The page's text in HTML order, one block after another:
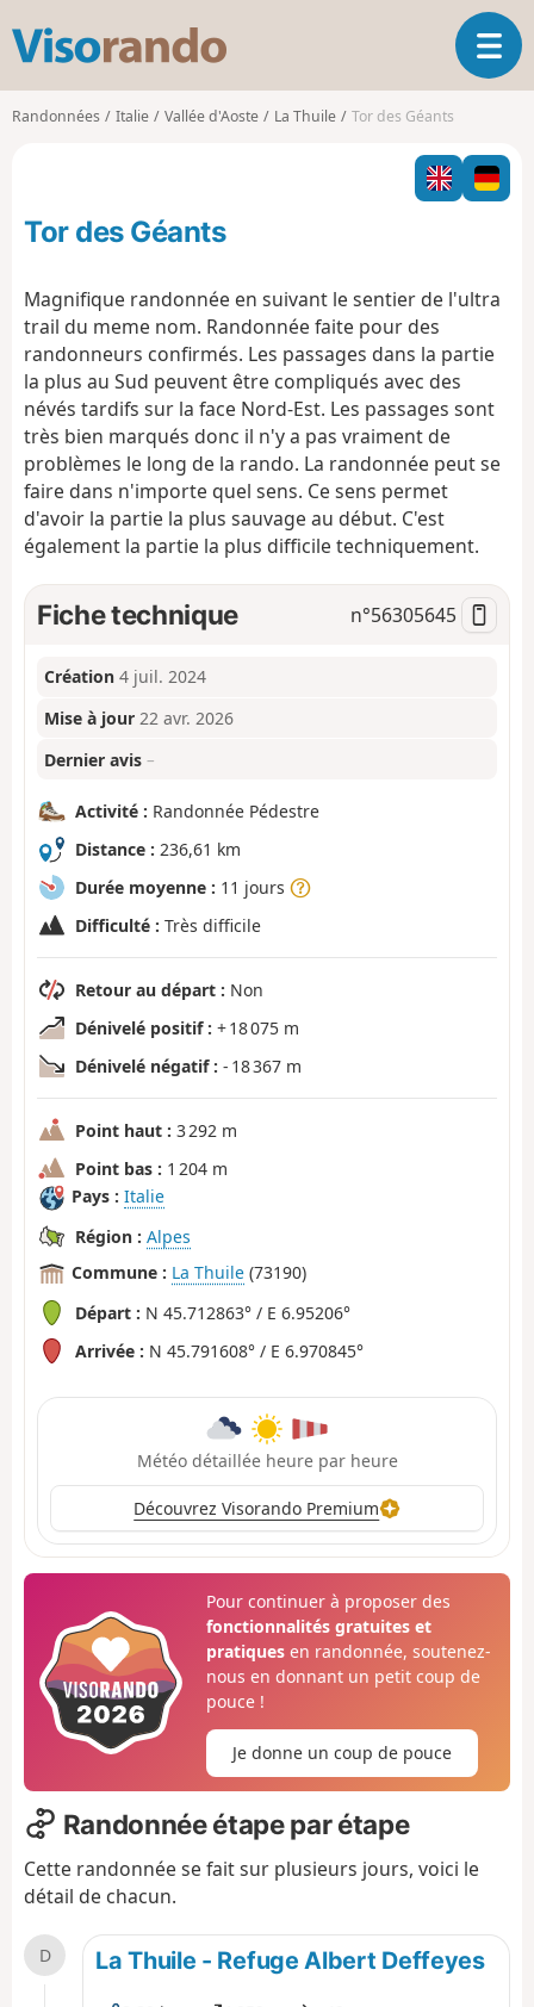
s
o
o
O
u
i
r
l
v
g
t
o
Randonnées Italie Vallée d'Aoste La Thuile Tor des Géants
Tor des Géants
Magnifique randonnée en suivant le sentier de l'ultra
trail du meme nom. Randonnée faite pour des
randonneurs confirmés. Les passages dans la partie
la plus au Sud peuvent être compliqués avec des
névés tardifs sur la face Nord-Est. Les passages sont
très bien marqués donc il n'y a pas vraiment de
problèmes le long de la rando. La randonnée peut se
faire dans n'importe quel sens. Ce sens permet
d'avoir la partie la plus sauvage au début. C'est
également la partie la plus difficile techniquement.
Fiche technique n°56305645
Création 4 juil. 2024
Mise à jour 22 avr. 2026
Dernier avis –
Activité : Randonnée Pédestre
Distance : 236,61 km
Durée moyenne : 11 jours
Difficulté : Très difficile
Retour au départ : Non
Dénivelé positif : + 18 075 m
Dénivelé négatif : - 18 367 m
Point haut : 3 292 m
Point bas : 1 204 m
Pays : Italie
Région : Alpes
Commune : La Thuile (73190)
Départ : N 45.712863° / E 6.95206°
Arrivée : N 45.791608° / E 6.970845°
Météo détaillée heure par heure
Découvrez Visorando Premium
Pour continuer à proposer des
fonctionnalités gratuites et
pratiquesen randonnée, soutenez-
nous en donnant un petit coup de
pouce !
Je donne un coup de pouce
Randonnée étape par étape
Cette randonnée se fait sur plusieurs jours, voici le
détail de chacun.
D La Thuile - Refuge Albert Deffeyes